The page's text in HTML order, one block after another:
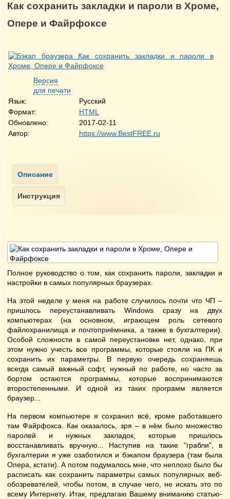
Как сохранить закладки и пароли в Хроме,
Опере и Файрфоксе
Версия
для печати
Язык:
Русский
Формат:
HTML
Обновлено:
2017-02-11
Автор:
https://www.BestFREE.ru
Полное руководство о том, как сохранить пароли, закладки и
настройки в самых популярных браузерах.
На этой неделе у меня на работе случилось почти что ЧП –
пришлось переустанавливать Windows сразу на двух
компьютерах (на основном, играющем роль сетевого
файлохранилища и почтоприёмника, а также в бухгалтерии).
Особой сложности в самой переустановке нет, однако, при
этом нужно учесть все программы, которые стояли на ПК и
сохранить их параметры. В первую очередь сохраняешь
всегда самый важный софт, нужный по работе, но часто за
бортом остаются программы, которые воспринимаются
второстепенными. И одной из таких программ является
браузер...
На первом компьютере я сохранил всё, кроме работавшего
там Файрфокса. Как оказалось, зря – в нём было множество
паролей и нужных закладок, которые пришлось
восстанавливать вручную... Наступив на такие "грабли", в
бухгалтерии я уже озаботился и бэкапом браузера (там была
Опера, кстати). А потом подумалось мне, что неплохо было бы
расписать как сохранить параметры самых популярных веб-
обозревателей, чтобы потом, в случае чего, не искать это по
всему Интернету. Итак, предлагаю Вашему вниманию статью-